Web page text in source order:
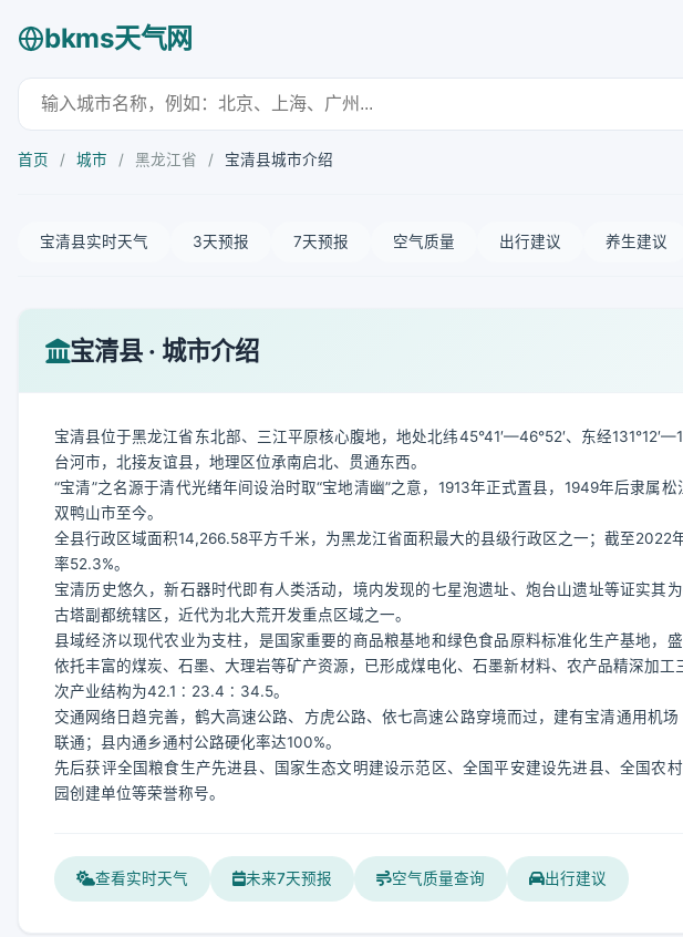
bkms天气网
首页 / 城市 / 黑龙江省 / 宝清县城市介绍
宝清县实时天气 3天预报 7天预报 空气质量 出行建议 养生建议
宝清县 · 城市介绍
宝清县位于黑龙江省东北部、三江平原核心腹地，地处北纬45°41′—46°52′、东经
台河市，北接友谊县，地理区位承南启北、贯通东西。
“宝清”之名源于清代光绪年间设治时取“宝地清幽”之意，1913年正式置县，1949年后隶属
双鸭山市至今。
全县行政区域面积14,266.58平方千米，为黑龙江省面积最大的县级行政区之一；截至2022
率52.3%。
宝清历史悠久，新石器时代即有人类活动，境内发现的七星泡遗址、炮台山遗址等证实其
古塔副都统辖区，近代为北大荒开发重点区域之一。
县域经济以现代农业为支柱，是国家重要的商品粮基地和绿色食品原料标准化生产基地，
依托丰富的煤炭、石墨、大理岩等矿产资源，已形成煤电化、石墨新材料、农产品精深加
次产业结构为42.1∶23.4∶34.5。
交通网络日趋完善，鹤大高速公路、方虎公路、依七高速公路穿境而过，建有宝清通用机
联通；县内通乡通村公路硬化率达100%。
先后获评全国粮食生产先进县、国家生态文明建设示范区、全国平安建设先进县、全国农
园创建单位等荣誉称号。
查看实时天气 未来7天预报 空气质量查询 出行建议